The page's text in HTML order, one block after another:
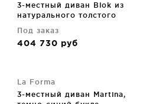
3-местный диван Blok из
натурального толстого
Под заказ
404 730 руб
La Forma
3-местный диван Martina,